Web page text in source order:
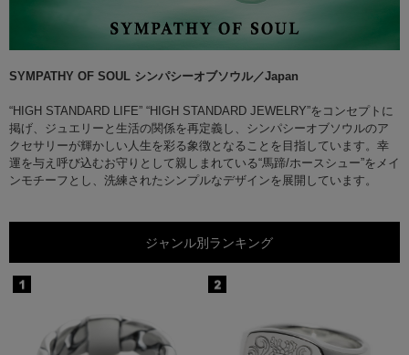
SYMPATHY OF SOUL シンパシーオブソウル／Japan
“HIGH STANDARD LIFE” “HIGH STANDARD JEWELRY”をコンセプトに
掲げ、ジュエリーと生活の関係を再定義し、シンパシーオブソウルのア
クセサリーが輝かしい人生を彩る象徴となることを目指しています。幸
運を与え呼び込むお守りとして親しまれている“馬蹄/ホースシュー”をメイ
ンモチーフとし、洗練されたシンプルなデザインを展開しています。
ジャンル別ランキング